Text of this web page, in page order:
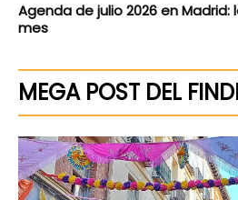
Agenda de julio 2026 en
mes
MEGA POST DEL